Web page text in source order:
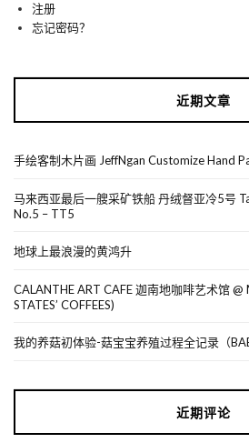
注册
忘记密码？
近期文章
手绘客制木片画 JeffNgan Customize Hand
马来西亚最后一艘采矿铁船 丹绒督亚冷5号
No.5 – TT5
地球上最浪漫的黄鸿升
CALANTHE ART CAFE 迦南地咖啡艺术馆 @
STATES’ COFFEES)
我的养菇初体验-菇宝宝养殖过程全记录（
近期评论